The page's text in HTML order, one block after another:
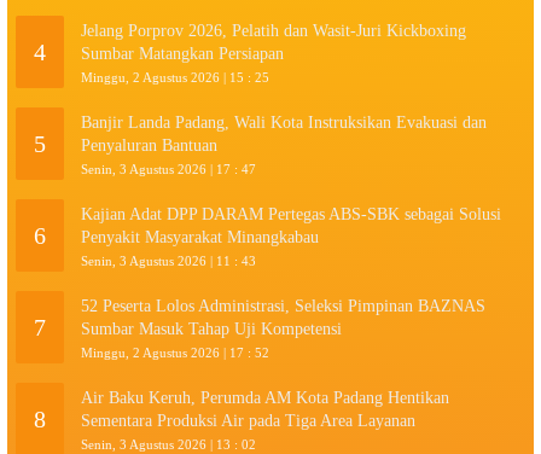
4
Jelang Porprov 2026, Pelatih dan Wasit-Juri Kickboxing
Sumbar Matangkan Persiapan
Minggu, 2 Agustus 2026 | 15 : 25
5
Banjir Landa Padang, Wali Kota Instruksikan Evakuasi dan
Penyaluran Bantuan
Senin, 3 Agustus 2026 | 17 : 47
6
Kajian Adat DPP DARAM Pertegas ABS-SBK sebagai Solusi
Penyakit Masyarakat Minangkabau
Senin, 3 Agustus 2026 | 11 : 43
7
52 Peserta Lolos Administrasi, Seleksi Pimpinan BAZNAS
Sumbar Masuk Tahap Uji Kompetensi
Minggu, 2 Agustus 2026 | 17 : 52
8
Air Baku Keruh, Perumda AM Kota Padang Hentikan
Sementara Produksi Air pada Tiga Area Layanan
Senin, 3 Agustus 2026 | 13 : 02